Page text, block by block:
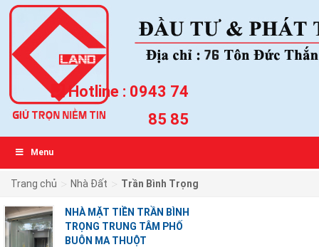
Hotline : 0943 74
85 85
Menu
Trang chủ Nhà Đất Trần Bình Trọng
NHÀ MẶT TIỀN TRẦN BÌNH
TRỌNG TRUNG TÂM PHỐ
BUÔN MA THUỘT